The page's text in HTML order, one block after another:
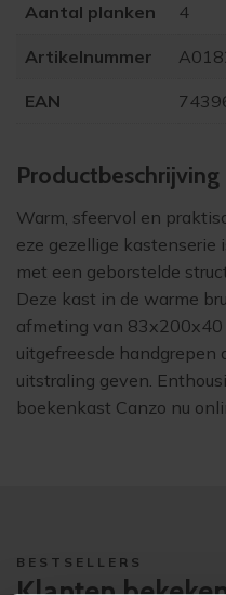
Aantal planken 4
Artikelnummer
EAN
Product­beschrijving
Warm, sfeervol en
eze gezellige kastenserie
met een geborstelde
Deze kast in de warme
afmeting van 83x200x40
uitgefreesde handgrepen
uitstraling geven.
boekenkast Canzo nu
BESTSELLERS